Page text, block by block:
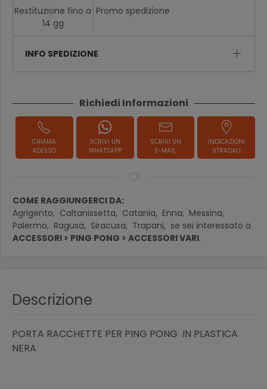
Restituzione fino a
14 gg
Promo spedizione
INFO SPEDIZIONE
Richiedi Informazioni
CHIAMA
ADESSO
SCRIVI UN
WHATSAPP
SCRIVI UN
E-MAIL
INDICAZIONI
STRADALI
COME RAGGIUNGERCI DA:
Agrigento, Caltanissetta, Catania, Enna, Messina,
Palermo, Ragusa, Siracusa, Trapani, se sei interessato a
ACCESSORI > PING PONG > ACCESSORI VARI.
Descrizione
PORTA RACCHETTE PER PING PONG IN PLASTICA
NERA